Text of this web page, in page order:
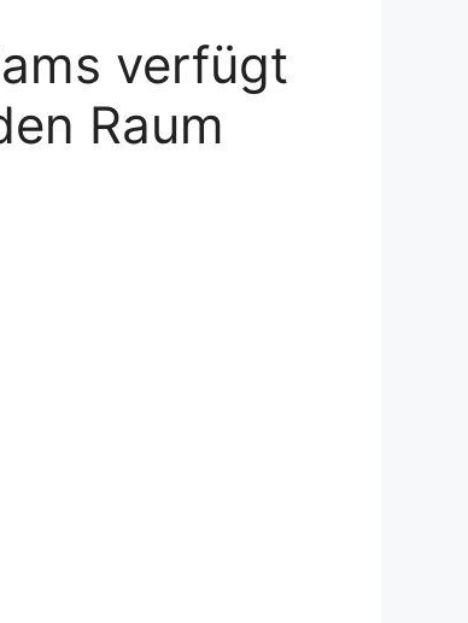
verfügt
Raum